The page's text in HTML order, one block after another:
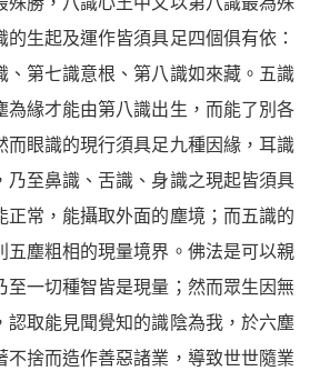
生起及運作皆須具足四個俱有依：
、第七識意根、第八識如來藏。五識
為緣才能由第八識出生，而能了別各
而眼識的現行須具足九種因緣，耳識
乃至鼻識、舌識、身識之現起皆須具
正常，能攝取外面的塵境；而五識的
五塵粗相的現量境界。佛法是可以親
至一切種智皆是現量；然而眾生因無
認取能見聞覺知的識陰為我，於六塵
不捨而造作善惡諸業，導致世世隨業